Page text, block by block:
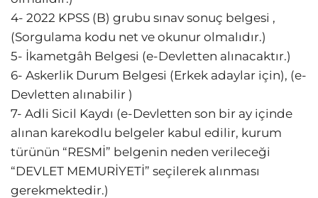
4- 2022 KPSS (B) grubu sınav sonuç belgesi ,
(Sorgulama kodu net ve okunur olmalıdır.)
5- İkametgâh Belgesi (e-Devletten alınacaktır.)
6- Askerlik Durum Belgesi (Erkek adaylar için), (e-
Devletten alınabilir )
7- Adli Sicil Kaydı (e-Devletten son bir ay içinde
alınan karekodlu belgeler kabul edilir, kurum
türünün “RESMİ” belgenin neden verileceği
“DEVLET MEMURİYETİ” seçilerek alınması
gerekmektedir.)